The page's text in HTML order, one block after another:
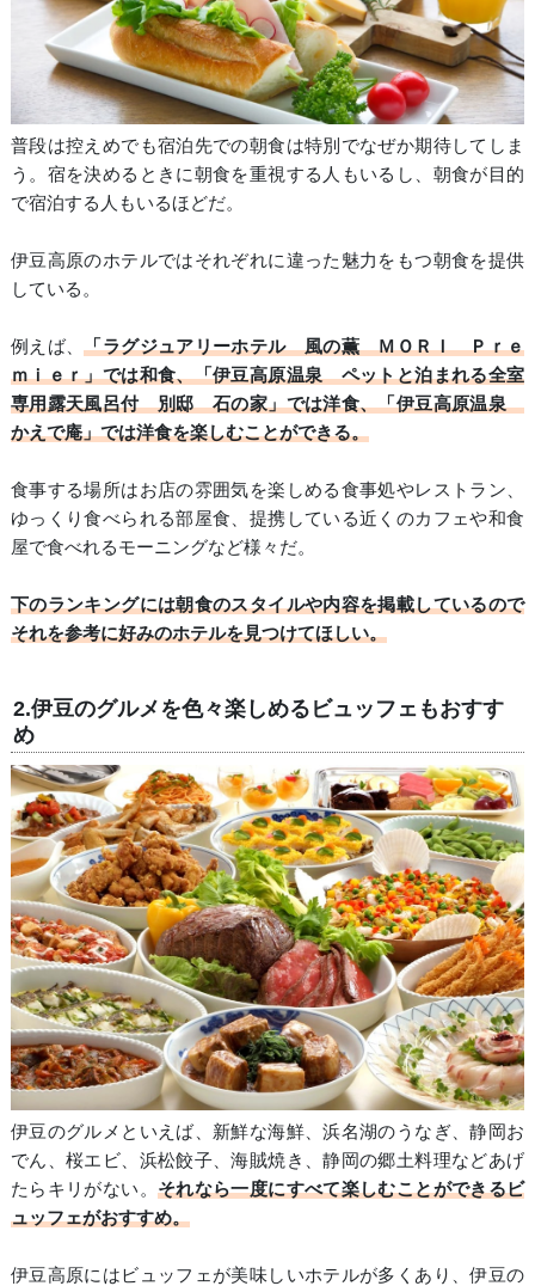
普段は控えめでも宿泊先での朝食は特別でなぜか期待してしま
う。宿を決めるときに朝食を重視する人もいるし、朝食が目的
で宿泊する人もいるほどだ。
伊豆高原のホテルではそれぞれに違った魅力をもつ朝食を提供
している。
例えば、「ラグジュアリーホテル 風の薫 ＭＯＲＩ Ｐｒｅ
ｍｉｅｒ」では和食、「伊豆高原温泉 ペットと泊まれる全室
専用露天風呂付 別邸 石の家」では洋食、「伊豆高原温泉
かえで庵」では洋食を楽しむことができる。
食事する場所はお店の雰囲気を楽しめる食事処やレストラン、
ゆっくり食べられる部屋食、提携している近くのカフェや和食
屋で食べれるモーニングなど様々だ。
下のランキングには朝食のスタイルや内容を掲載しているので
それを参考に好みのホテルを見つけてほしい。
2.伊豆のグルメを色々楽しめるビュッフェもおすす
め
伊豆のグルメといえば、新鮮な海鮮、浜名湖のうなぎ、静岡お
でん、桜エビ、浜松餃子、海賊焼き、静岡の郷土料理などあげ
たらキリがない。 それなら一度にすべて楽しむことができるビ
ュッフェがおすすめ。
伊豆高原にはビュッフェが美味しいホテルが多くあり、伊豆の